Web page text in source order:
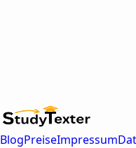
BlogPreiseImpressum